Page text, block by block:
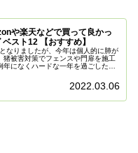
や楽天などで買って良かっ
スト12 【おすすめ】
なりましたが、今年は個人的に肺が
猪被害対策でフェンスや門扉を施工
年になくハードな一年を過ごした管
2022.03.06